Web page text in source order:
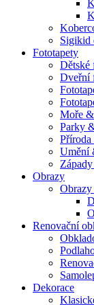
Sigikid
Fototapety
Dětské
Dveřní
Moře
Parky
Umění
Obrazy
Renovační
Dekorace